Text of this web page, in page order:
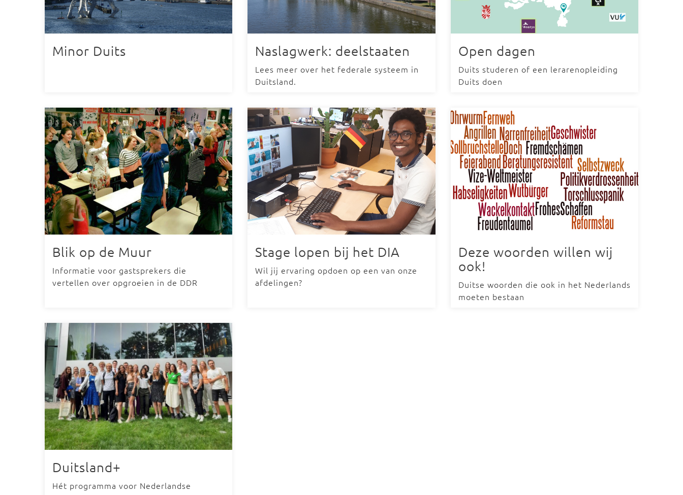
Minor Duits Naslagwerk: deelstaaten
Lees meer over het federale systeem in
Duitsland.
Open dagen
Duits studeren of een lerarenopleiding
Duits doen
Blik op de Muur
Informatie voor gastsprekers die
vertellen over opgroeien in de DDR
Stage lopen bij het DIA
Wil jij ervaring opdoen op een van onze
afdelingen?
Deze woorden willen wij
ook!
Duitse woorden die ook in het Nederlands
moeten bestaan
Duitsland+
Hét programma voor Nederlandse